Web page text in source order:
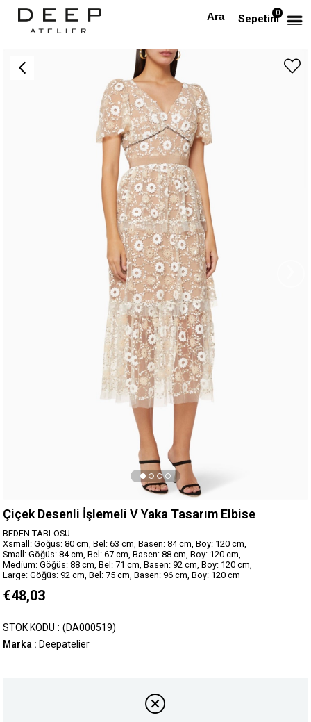
Sepetim0
Anasayfa TÜM ELBİSELER Çiçek Desenli İşlemeli V Yaka Tasarım Elbise
Çiçek Desenli İşlemeli V Yaka Tasarım Elbise
BEDEN TABLOSU:
Xsmall: Göğüs: 80 cm, Bel: 63 cm, Basen: 84 cm, Boy: 120 cm,
Small: Göğüs: 84 cm, Bel: 67 cm, Basen: 88 cm, Boy: 120 cm,
Medium: Göğüs: 88 cm, Bel: 71 cm, Basen: 92 cm, Boy: 120 cm,
Large: Göğüs: 92 cm, Bel: 75 cm, Basen: 96 cm, Boy: 120 cm
€48,03
(DA000519)
STOK KODU
Marka : Deepatelier